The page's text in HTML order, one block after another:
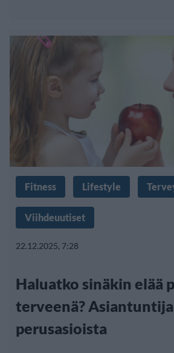
Fitness Lifestyle
Viihdeuutiset
22.12.2025, 7:28
Haluatko sinäkin elää
terveenä?
perusasioista